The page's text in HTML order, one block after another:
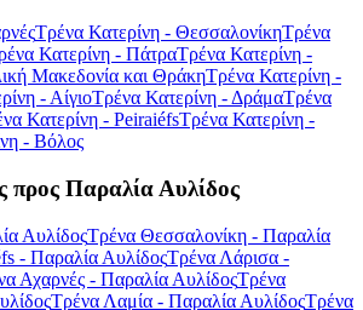
Τρένα Κατερίνη - ΘεσσαλονίκηΤρένα
Κατερίνη - ΠάτραΤρένα Κατερίνη -
Μακεδονία και ΘράκηΤρένα Κατερίνη -
- ΑίγιοΤρένα Κατερίνη - ΔράμαΤρένα
Κατερίνη - PeiraiéfsΤρένα Κατερίνη -
- Βόλος
προς Παραλία Αυλίδος
ΑυλίδοςΤρένα Θεσσαλονίκη - Παραλία
- Παραλία ΑυλίδοςΤρένα Λάρισα -
Αχαρνές - Παραλία ΑυλίδοςΤρένα
Τρένα Λαμία - Παραλία ΑυλίδοςΤρένα